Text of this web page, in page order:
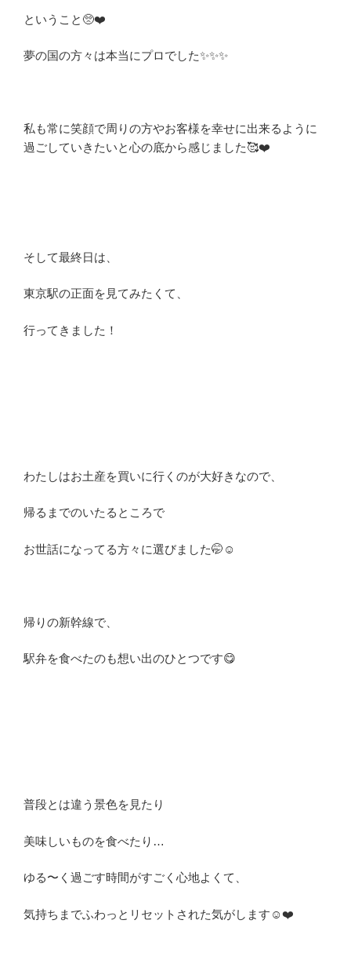
ということ🥺❤️
夢の国の方々は本当にプロでした✨✨✨
私も常に笑顔で周りの方やお客様を幸せに出来るように
過ごしていきたいと心の底から感じました🥰❤️
そして最終日は、
東京駅の正面を見てみたくて、
行ってきました！
わたしはお土産を買いに行くのが大好きなので、
帰るまでのいたるところで
お世話になってる方々に選びました🤭☺️
帰りの新幹線で、
駅弁を食べたのも想い出のひとつです😋
普段とは違う景色を見たり
美味しいものを食べたり…
ゆる〜く過ごす時間がすごく心地よくて、
気持ちまでふわっとリセットされた気がします☺️❤️